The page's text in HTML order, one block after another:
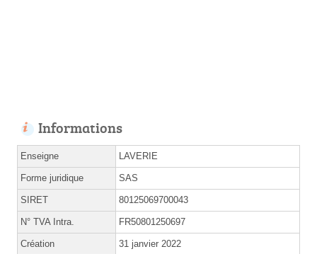
Informations
Enseigne LAVERIE
Forme juridique SAS
SIRET 80125069700043
N° TVA Intra. FR50801250697
Création 31 janvier 2022